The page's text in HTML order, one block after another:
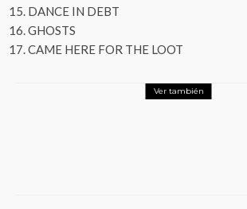
DANCE IN DEBT
GHOSTS
CAME HERE FOR THE LOOT
Ver también